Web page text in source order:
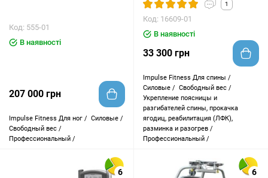
Код: 555-01
В наявності
207 000 грн
Impulse Fitness Для ног / Силовые /
Свободный вес /
Профессиональный /
1
Код: 16609-01
В наявності
33 300 грн
Impulse Fitness Для спины /
Силовые / Свободный вес /
Укрепление поясницы и
разгибателей спины, прокачка
ягодиц, реабилитация (ЛФК),
разминка и разогрев /
Профессиональный /
6 6